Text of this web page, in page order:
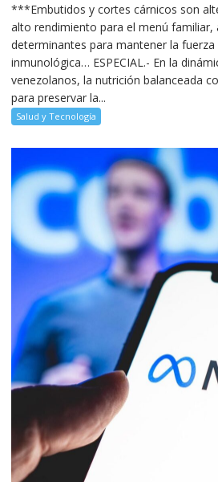
***Embutidos y cortes cárnicos son
alto rendimiento para el menú familiar,
determinantes para mantener la fuerza
inmunológica… ESPECIAL.- En la
venezolanos, la nutrición balanceada
para preservar la...
Salud y Tecnología